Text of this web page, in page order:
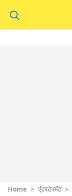
Home > एंटरटेनमेंट >